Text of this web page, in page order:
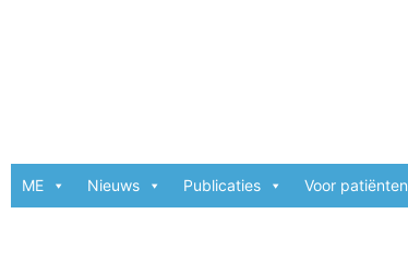
ME Nieuws Publicaties Voor patiënten